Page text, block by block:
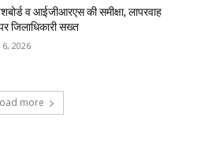
व आईजीआरएस की समीक्षा, लापरवाह
पर जिलाधिकारी सख्त
2026
more